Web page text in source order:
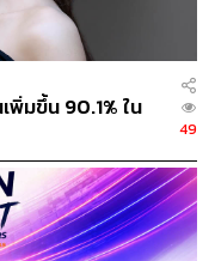
ขอัตราการเติบโต
ดร.หลินอี้ฟู ยอมรับว่า
นี้ในระยะยาว โดย
นาดใหญ่ขึ้น และมี
อให้เศรษฐกิจก้าว
งพยายามอย่างหนัก
อเนื่อง ศ. ดร.หลินอี้ฟู
เลข GDP จีนต้อง
ให้บรรลุเป้าหมายดัง
พิ่มขึ้น 90.1% ใน
49